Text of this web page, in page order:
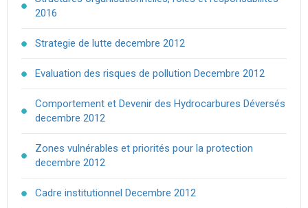
2016
Strategie de lutte decembre 2012
Evaluation des risques de pollution Decembre 2012
Comportement et Devenir des Hydrocarbures Déversés
decembre 2012
Zones vulnérables et priorités pour la protection
decembre 2012
Cadre institutionnel Decembre 2012